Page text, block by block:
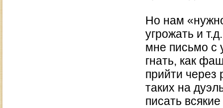
Но нам
угрожать и
мне письмо с
гнать, как
прийти
таких на
писать